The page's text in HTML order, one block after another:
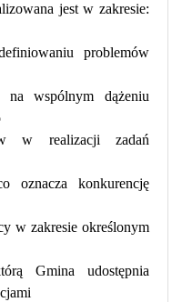
jest w zakresie:
problemów
wspólnym dążeniu
w realizacji zadań
oznacza konkurencję
w zakresie określonym
Gmina udostępnia